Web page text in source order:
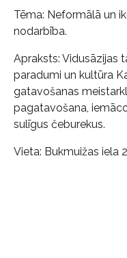
Tēma: Neformālā un
nodarbība.
Apraksts: Vidusāzijas
paradumi un kultūra
gatavošanas
pagatavošana,
sulīgus čeburekus.
Vieta: Bukmuižas iela